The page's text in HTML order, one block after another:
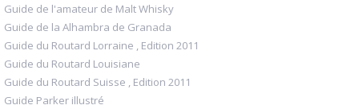
Guide de l'amateur de Malt Whisky
Guide de la Alhambra de Granada
Guide du Routard Lorraine , Edition 2011
Guide du Routard Louisiane
Guide du Routard Suisse , Edition 2011
Guide Parker illustré